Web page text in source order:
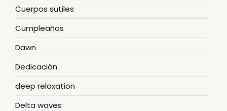
Cuerpos sutiles
Cumpleaños
Dawn
Dedicación
deep relaxation
Delta waves